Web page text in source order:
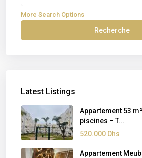
More Search Options
Recherche
Latest Listings
Appartement 53
piscines – T...
520.000 Dhs
Appartement